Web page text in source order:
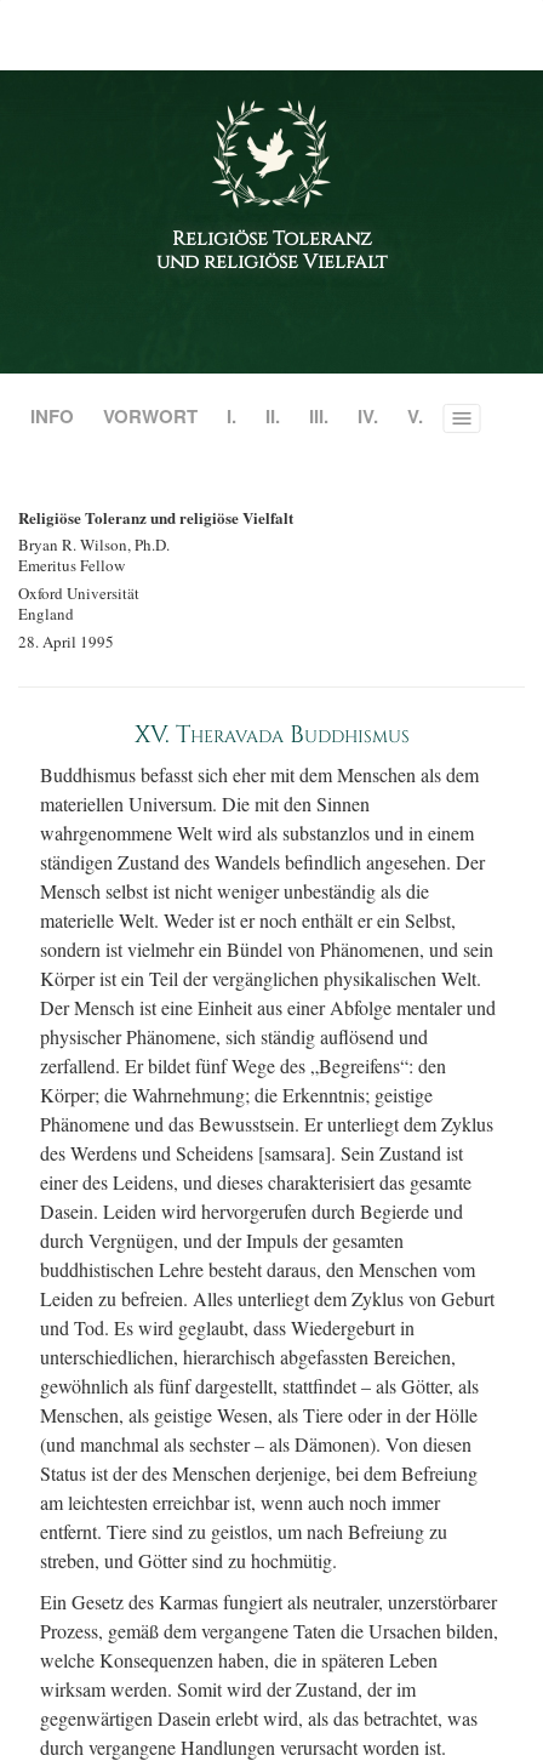
Religiöse Toleranz
und religiöse Vielfalt
INFO VORWORT I. II. III. IV. V. Toggle
Religiöse Toleranz und religiöse Vielfalt
Bryan R. Wilson, Ph.D.
Emeritus Fellow
Oxford Universität
England
28. April 1995
XV. Theravada Buddhismus
Buddhismus befasst sich eher mit dem Menschen als dem
materiellen Universum. Die mit den Sinnen
wahrgenommene Welt wird als substanzlos und in einem
ständigen Zustand des Wandels befindlich angesehen. Der
Mensch selbst ist nicht weniger unbeständig als die
materielle Welt. Weder ist er noch enthält er ein Selbst,
sondern ist vielmehr ein Bündel von Phänomenen, und sein
Körper ist ein Teil der vergänglichen physikalischen Welt.
Der Mensch ist eine Einheit aus einer Abfolge mentaler und
physischer Phänomene, sich ständig auflösend und
zerfallend. Er bildet fünf Wege des „Begreifens“: den
Körper; die Wahrnehmung; die Erkenntnis; geistige
Phänomene und das Bewusstsein. Er unterliegt dem Zyklus
des Werdens und Scheidens [samsara]. Sein Zustand ist
einer des Leidens, und dieses charakterisiert das gesamte
Dasein. Leiden wird hervorgerufen durch Begierde und
durch Vergnügen, und der Impuls der gesamten
buddhistischen Lehre besteht daraus, den Menschen vom
Leiden zu befreien. Alles unterliegt dem Zyklus von Geburt
und Tod. Es wird geglaubt, dass Wiedergeburt in
unterschiedlichen, hierarchisch abgefassten Bereichen,
gewöhnlich als fünf dargestellt, stattfindet – als Götter, als
Menschen, als geistige Wesen, als Tiere oder in der Hölle
(und manchmal als sechster – als Dämonen). Von diesen
Status ist der des Menschen derjenige, bei dem Befreiung
am leichtesten erreichbar ist, wenn auch noch immer
entfernt. Tiere sind zu geistlos, um nach Befreiung zu
streben, und Götter sind zu hochmütig.
Ein Gesetz des Karmas fungiert als neutraler, unzerstörbarer
Prozess, gemäß dem vergangene Taten die Ursachen bilden,
welche Konsequenzen haben, die in späteren Leben
wirksam werden. Somit wird der Zustand, der im
gegenwärtigen Dasein erlebt wird, als das betrachtet, was
durch vergangene Handlungen verursacht worden ist.